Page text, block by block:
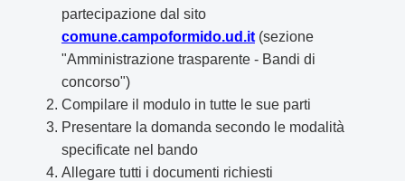
partecipazione dal sito
comune.campoformido.ud.it (sezione
"Amministrazione trasparente - Bandi di
concorso")
Compilare il modulo in tutte le sue parti
Presentare la domanda secondo le modalità
specificate nel bando
Allegare tutti i documenti richiesti